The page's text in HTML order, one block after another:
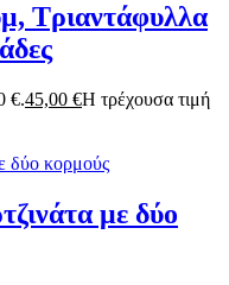
Τριαντάφυλλα
€.45,00 €Η τρέχουσα τιμή
με δύο